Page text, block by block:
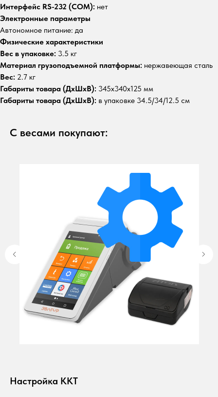
Интерфейс RS-232 (COM): нет
Электронные параметры
Автономное питание: да
Физические характеристики
Вес в упаковке: 3.5 кг
Maтериал грузоподъемной платформы: нержавеющая сталь
Вес: 2.7 кг
Габариты товара (ДxШxВ): 345x340x125 мм
Габариты товара (ДxШxВ): в упаковке 34.5/34/12.5 см
С весами покупают:
Настройка ККТ